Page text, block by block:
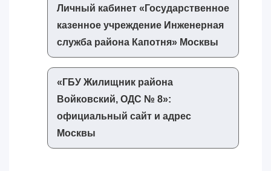
Личный кабинет «‎Государственное
казенное учреждение Инженерная
служба района Капотня»‎ Москвы
«‎ГБУ Жилищник района
Войковский, ОДС № 8»‎:
официальный сайт и адрес
Москвы